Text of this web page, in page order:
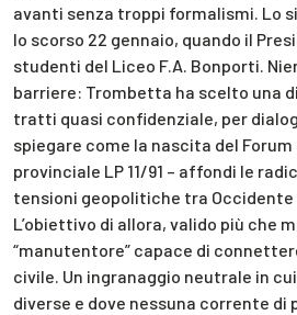
avanti senza troppi formalismi. Lo
lo scorso 22 gennaio, quando il
studenti del Liceo F.A. Bonporti.
barriere: Trombetta ha scelto una
tratti quasi confidenziale, per
spiegare come la nascita del
provinciale LP 11/91 – affondi le
tensioni geopolitiche tra Occidente
L’obiettivo di allora, valido più che
“manutentore” capace di
civile. Un ingranaggio neutrale in
diverse e dove nessuna corrente di